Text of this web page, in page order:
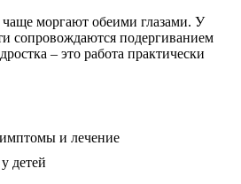
чаще моргают обеими глазами. У
сопровождаются подергиванием
– это работа практически
детей